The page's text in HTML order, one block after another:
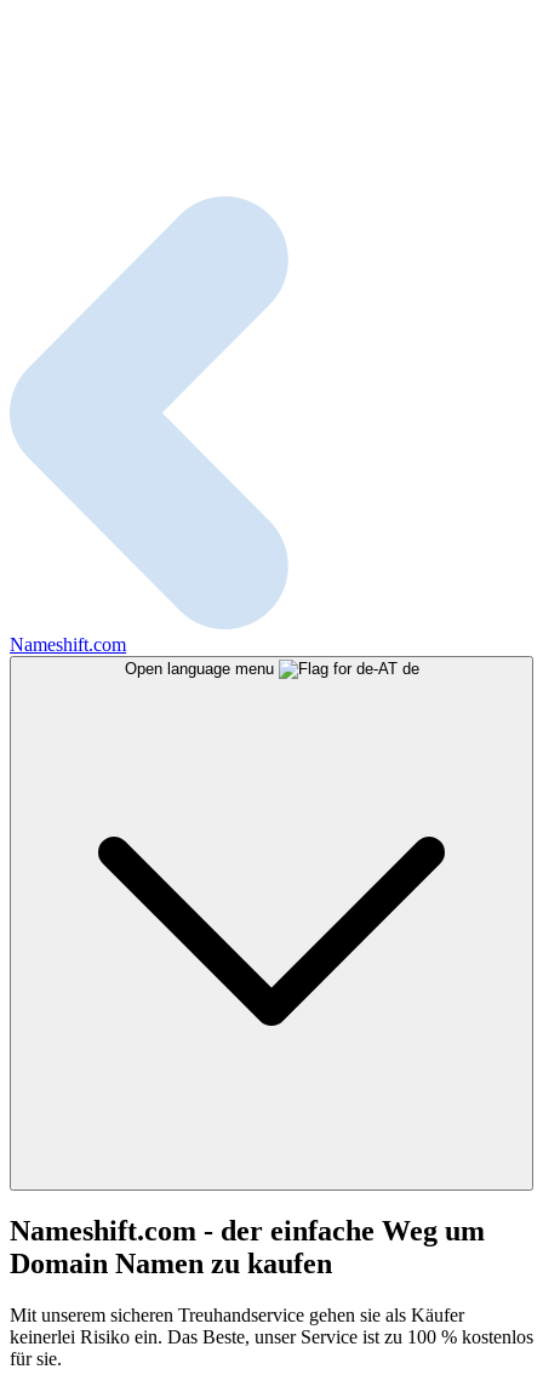
Nameshift.com
Open language menu de
Nameshift.com - der einfache Weg um
Domain Namen zu kaufen
Mit unserem sicheren Treuhandservice gehen sie als Käufer
keinerlei Risiko ein. Das Beste, unser Service ist zu 100 % kostenlos
für sie.